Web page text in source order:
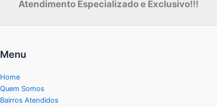
Atendimento Especializado e Exclusivo!!!
Menu
Home
Quem Somos
Bairros Atendidos